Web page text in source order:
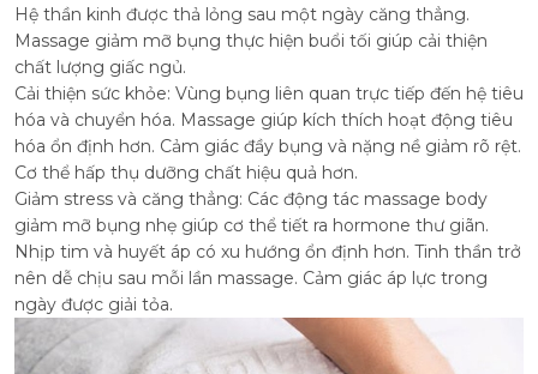
Hệ thần kinh được thả lỏng sau một ngày căng thẳng.
Massage giảm mỡ bụng thực hiện buổi tối giúp cải thiện
chất lượng giấc ngủ.
Cải thiện sức khỏe: Vùng bụng liên quan trực tiếp đến hệ tiêu
hóa và chuyển hóa. Massage giúp kích thích hoạt động tiêu
hóa ổn định hơn. Cảm giác đầy bụng và nặng nề giảm rõ rệt.
Cơ thể hấp thụ dưỡng chất hiệu quả hơn.
Giảm stress và căng thẳng: Các động tác massage body
giảm mỡ bụng nhẹ giúp cơ thể tiết ra hormone thư giãn.
Nhịp tim và huyết áp có xu hướng ổn định hơn. Tinh thần trở
nên dễ chịu sau mỗi lần massage. Cảm giác áp lực trong
ngày được giải tỏa.